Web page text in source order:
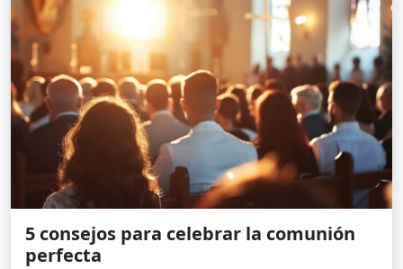
5 consejos para celebrar la comunión
perfecta